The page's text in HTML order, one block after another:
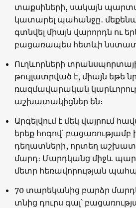
տաքսիների, սակայն
կատարել պահանջը․
գտնվել միայն վարորդն ու
բացառապես հետևի
Ուղևորների
թույլատրված է, միայն եթե
ռազմավարական
աշխատակիցներ են։
Արգելվում է մեկ վայրում
երեք հոգով՝
դեղատների, որտեղ
մարդ։ Մարդկանց միջև
մետր հեռավորության
70 տարեկանից բարձր
տնից դուրս գալ՝